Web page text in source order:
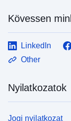
Kövessen
LinkedIn
Other
Nyilatkozatok
Jogi nyilatkozat